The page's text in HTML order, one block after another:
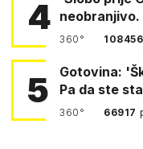
4
360°
5
Gotovina:
Pa da ste
360° 66917